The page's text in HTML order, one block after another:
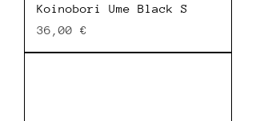
Koinobori Ume Black S
Prix
36,00 €